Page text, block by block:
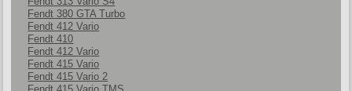
Fendt 380 GTA Turbo
Fendt 412 Vario
Fendt 410
Fendt 412 Vario
Fendt 415 Vario
Fendt 415 Vario 2